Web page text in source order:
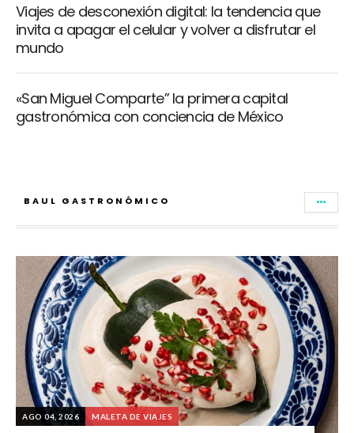
Viajes de desconexión digital: la tendencia que
invita a apagar el celular y volver a disfrutar el
mundo
«San Miguel Comparte” la primera capital
gastronómica con conciencia de México
BAUL GASTRONÓMICO
AGO 04, 2026 MALETA DE VIAJES